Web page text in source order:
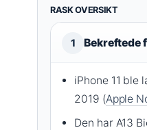
RASK OVERSIKT
1 Bekreftede
iPhone 11 ble
2019 (Apple
Den har A13